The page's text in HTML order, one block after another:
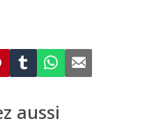
aussi